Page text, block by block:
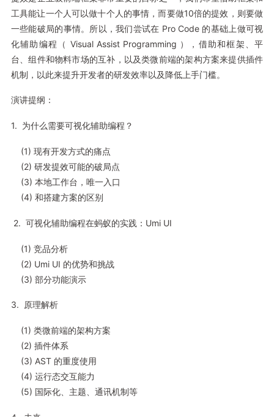
工具能让一个人可以做十个人的事情，而要做10倍的提效，则要做
一些能破局的事情。所以，我们尝试在 Pro Code 的基础上做可视
化辅助编程（ Visual Assist Programming ），借助和框架、平
台、组件和物料市场的互补，以及类微前端的架构方案来提供插件
机制，以此来提升开发者的研发效率以及降低上手门槛。
演讲提纲：
1. 为什么需要可视化辅助编程？
(1) 现有开发方式的痛点
(2) 研发提效可能的破局点
(3) 本地工作台，唯一入口
(4) 和搭建方案的区别
2. 可视化辅助编程在蚂蚁的实践：Umi UI
(1) 竞品分析
(2) Umi UI 的优势和挑战
(3) 部分功能演示
3. 原理解析
(1) 类微前端的架构方案
(2) 插件体系
(3) AST 的重度使用
(4) 运行态交互能力
(5) 国际化、主题、通讯机制等